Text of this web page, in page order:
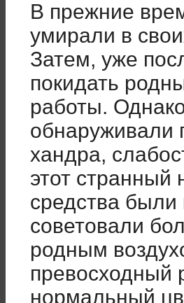
В прежние
умирали в
Затем, уже
покидать
работы.
обнаруживали
хандра,
этот странный
средства были
советовали
родным
превосходный
нормальный